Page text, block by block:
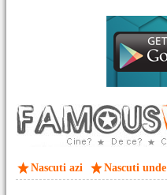
Nascuti azi Nascuti unde